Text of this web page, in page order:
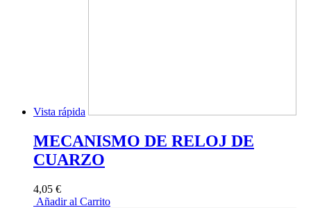
Vista rápida
MECANISMO DE RELOJ DE
CUARZO
4,05 €
Añadir al Carrito